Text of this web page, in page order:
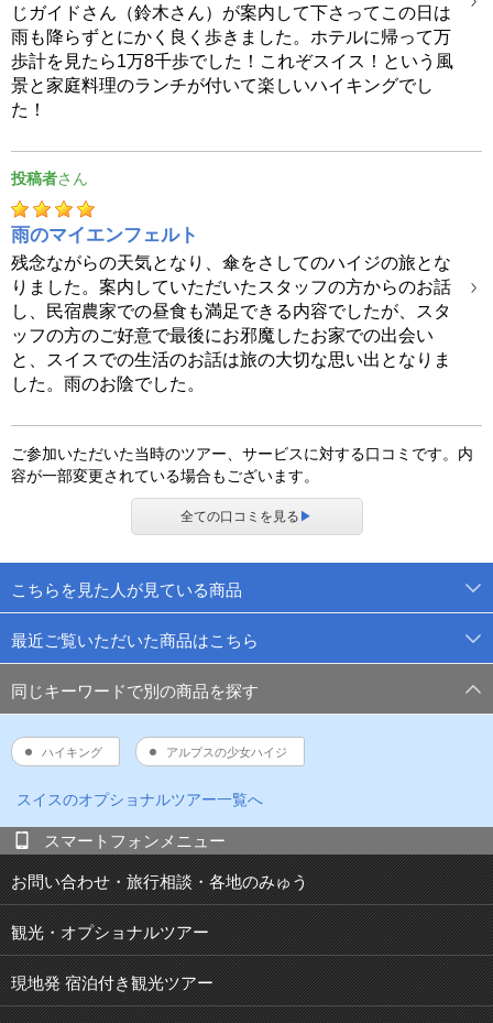
じガイドさん（鈴木さん）が案内して下さってこの日は
雨も降らずとにかく良く歩きました。ホテルに帰って万
歩計を見たら1万8千歩でした！これぞスイス！という風
景と家庭料理のランチが付いて楽しいハイキングでし
た！
投稿者
雨のマイエンフェルト
残念ながらの天気となり、傘をさしてのハイジの旅とな
りました。案内していただいたスタッフの方からのお話
し、民宿農家での昼食も満足できる内容でしたが、スタ
ッフの方のご好意で最後にお邪魔したお家での出会い
と、スイスでの生活のお話は旅の大切な思い出となりま
した。雨のお陰でした。
ご参加いただいた当時のツアー、サービスに対する口コミです。内
容が一部変更されている場合もございます。
全ての口コミを見る ▶
こちらを見た人が見ている商品
最近ご覧いただいた商品はこちら
同じキーワードで別の商品を探す
ハイキング アルプスの少女ハイジ
スイスのオプショナルツアー一覧へ
スマートフォンメニュー
お問い合わせ・旅行相談・各地のみゅう
観光・オプショナルツアー
現地発 宿泊付き観光ツアー